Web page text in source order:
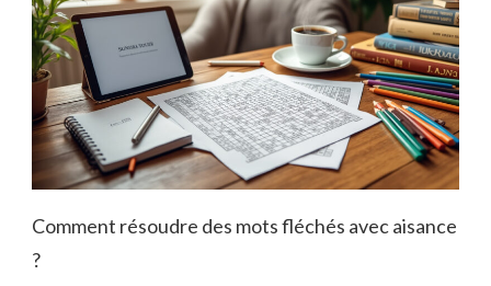
Comment résoudre des mots fléchés avec aisance
?